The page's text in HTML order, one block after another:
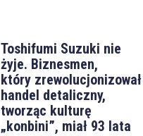
Toshifumi Suzuki nie
żyje. Biznesmen,
który zrewolucjonizował
handel detaliczny,
tworząc kulturę
„konbini”, miał 93 lata